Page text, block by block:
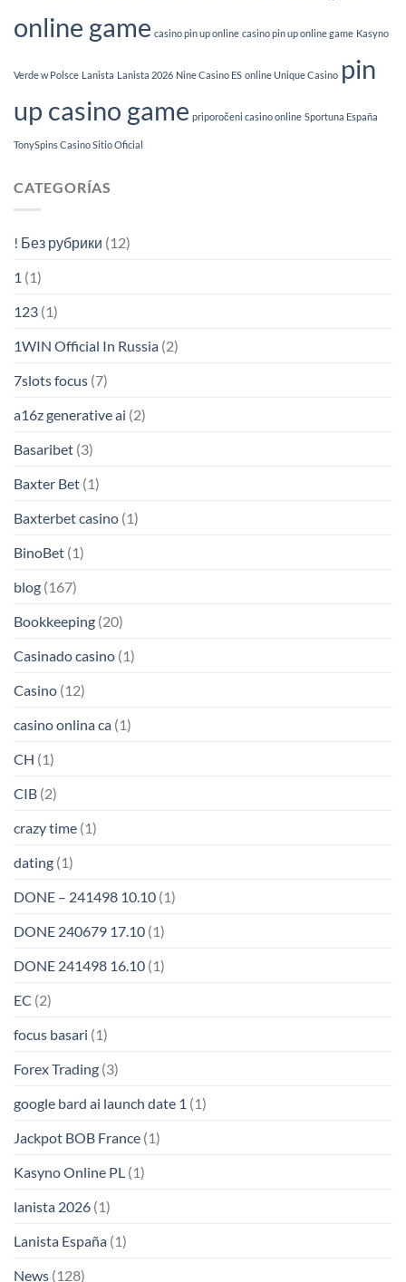
online game casino pin up online casino pin up online game Kasyno
Verde w Polsce Lanista Lanista 2026 Nine Casino ES online Unique Casino pin
up casino game priporočeni casino online Sportuna España
TonySpins Casino Sitio Oficial
CATEGORÍAS
! Без рубрики (12)
1 (1)
123 (1)
1WIN Official In Russia (2)
7slots focus (7)
a16z generative ai (2)
Basaribet (3)
Baxter Bet (1)
Baxterbet casino (1)
BinoBet (1)
blog (167)
Bookkeeping (20)
Casinado casino (1)
Casino (12)
casino onlina ca (1)
CH (1)
CIB (2)
crazy time (1)
dating (1)
DONE – 241498 10.10 (1)
DONE 240679 17.10 (1)
DONE 241498 16.10 (1)
EC (2)
focus basari (1)
Forex Trading (3)
google bard ai launch date 1 (1)
Jackpot BOB France (1)
Kasyno Online PL (1)
lanista 2026 (1)
Lanista España (1)
News (128)